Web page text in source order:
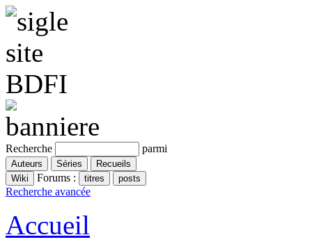
Recherche parmi
Forums :
Recherche avancée
Accueil